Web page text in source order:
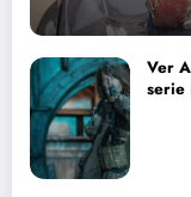
Ver
serie